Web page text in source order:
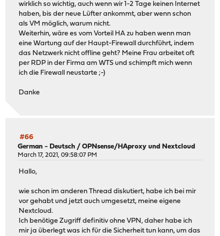
wirklich so wichtig, auch wenn wir 1-2 Tage keinen Internet
haben, bis der neue Lüfter ankommt, aber wenn schon
als VM möglich, warum nicht.
Weiterhin, wäre es vom Vorteil HA zu haben wenn man
eine Wartung auf der Haupt-Firewall durchführt, indem
das Netzwerk nicht offline geht? Meine Frau arbeitet oft
per RDP in der Firma am WTS und schimpft mich wenn
ich die Firewall neustarte ;-)
Danke
#66
German - Deutsch /OPNsense/HAproxy und Nextcloud
March 17, 2021, 09:58:07 PM
Hallo,
wie schon im anderen Thread diskutiert, habe ich bei mir
vor gehabt und jetzt auch umgesetzt, meine eigene
Nextcloud.
Ich benötige Zugriff definitiv ohne VPN, daher habe ich
mir ja überlegt was ich für die Sicherheit tun kann, um das